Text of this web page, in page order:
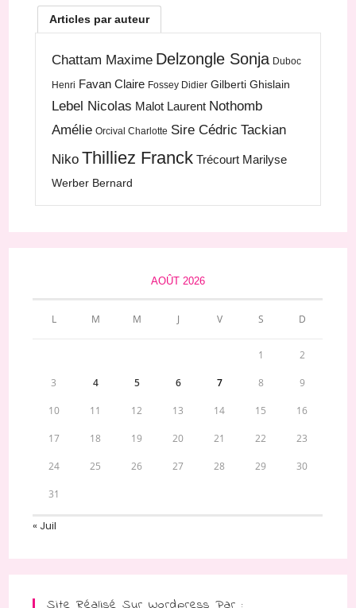
Articles par auteur
Chattam Maxime Delzongle Sonja Duboc
Henri Favan Claire Fossey Didier Gilberti Ghislain
Lebel Nicolas Malot Laurent Nothomb
Amélie Orcival Charlotte Sire Cédric Tackian
Niko Thilliez Franck Trécourt Marilyse
Werber Bernard
AOÛT 2026
L M M J V S D
1 2
3 4 5 6 7 8 9
10 11 12 13 14 15 16
17 18 19 20 21 22 23
24 25 26 27 28 29 30
31
« Juil